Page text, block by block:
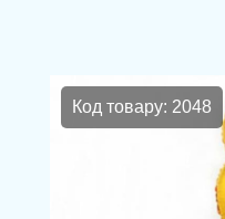
Код товару: 2048